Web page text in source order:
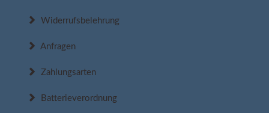
Widerrufsbelehrung
Anfragen
Zahlungsarten
Batterieverordnung